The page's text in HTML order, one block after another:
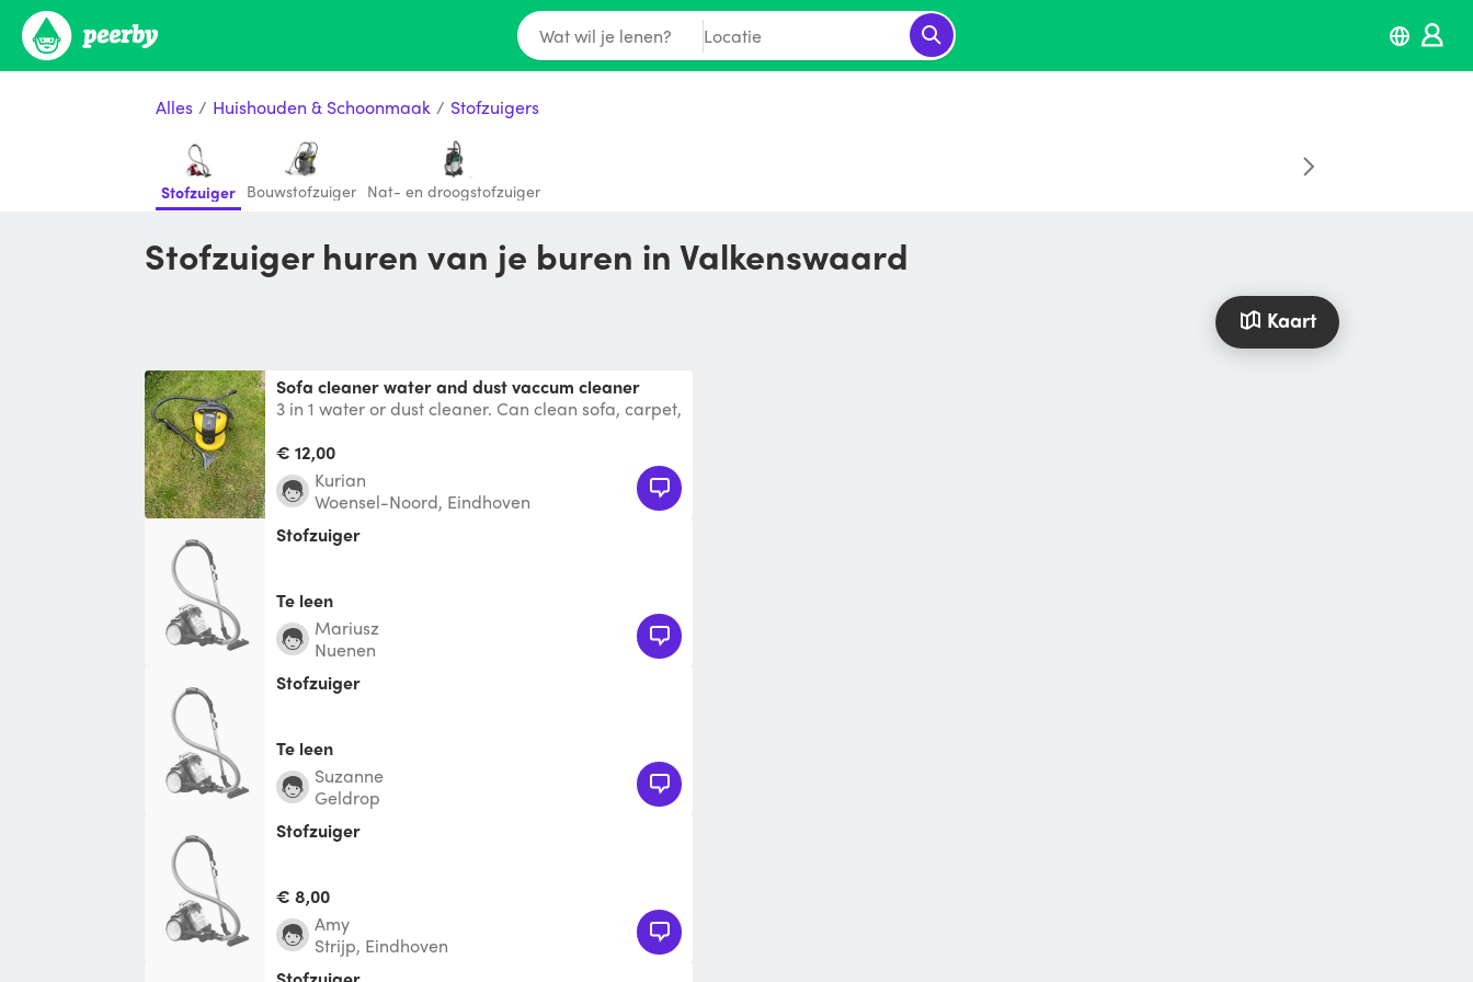
Wat wil je lenen? Locatie
Alles / Huishouden & Schoonmaak / Stofzuigers
Stofzuiger Bouwstofzuiger Nat- en droogstofzuiger
Stofzuiger huren van je buren in Valkenswaard
Kaart
Sofa cleaner water and dust vaccum cleaner
3 in 1 water or dust cleaner. Can clean sofa, carpet,
€ 12,00
Kurian
Woensel-Noord, Eindhoven
Stofzuiger
Te leen
Mariusz
Nuenen
Stofzuiger
Te leen
Suzanne
Geldrop
Stofzuiger
€ 8,00
Amy
Strijp, Eindhoven